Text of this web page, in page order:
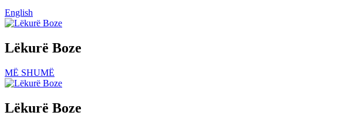
English
Lëkurë Boze
MË SHUMË
Lëkurë Boze